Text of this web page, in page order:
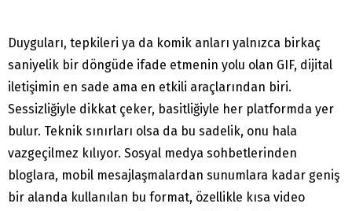
Duyguları, tepkileri ya da komik anları yalnızca birkaç
saniyelik bir döngüde ifade etmenin yolu olan GIF, dijital
iletişimin en sade ama en etkili araçlarından biri.
Sessizliğiyle dikkat çeker, basitliğiyle her platformda yer
bulur. Teknik sınırları olsa da bu sadelik, onu hala
vazgeçilmez kılıyor. Sosyal medya sohbetlerinden
bloglara, mobil mesajlaşmalardan sunumlara kadar geniş
bir alanda kullanılan bu format, özellikle kısa video